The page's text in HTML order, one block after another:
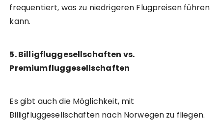
frequentiert, was zu niedrigeren Flugpreisen führen
kann.
5. Billigfluggesellschaften vs.
Premiumfluggesellschaften
Es gibt auch die Möglichkeit, mit
Billigfluggesellschaften nach Norwegen zu fliegen.